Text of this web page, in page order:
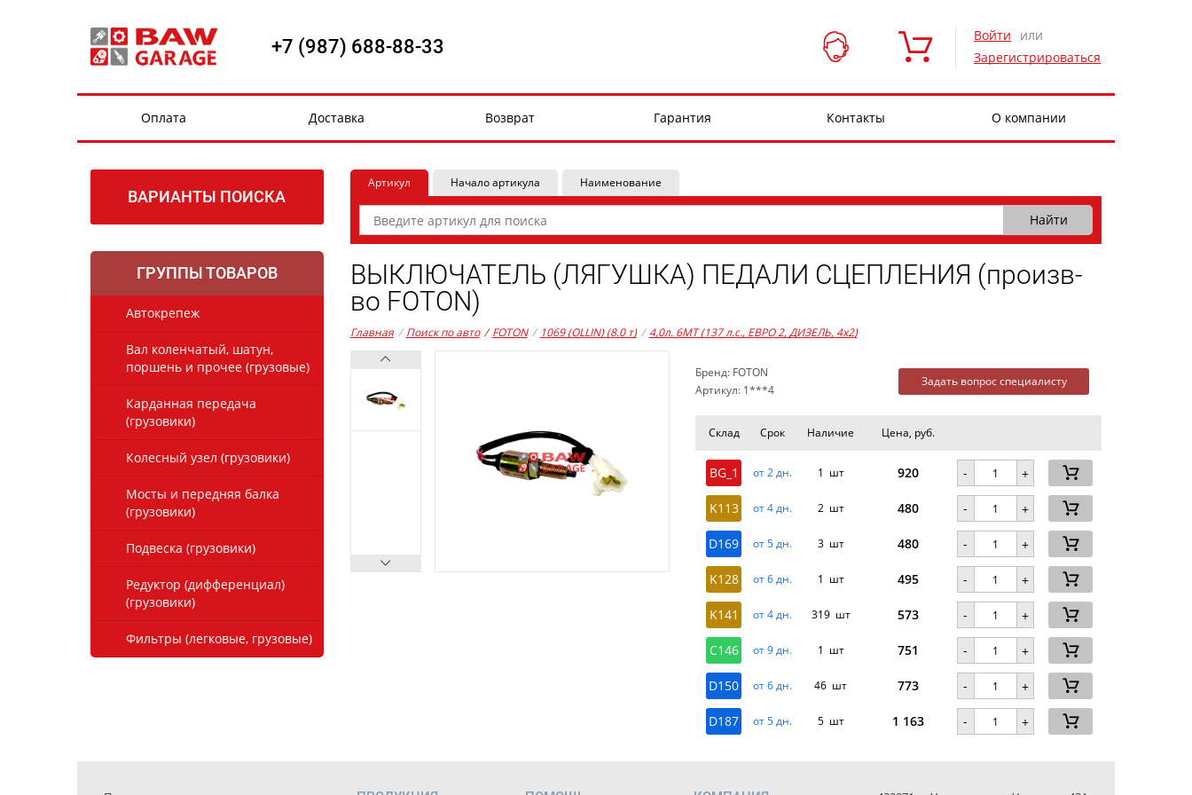
+7 (987) 688-88-33 Войти
или
Зарегистрироваться
Оплата Доставка Возврат Гарантия Контакты О компании
ВАРИАНТЫ ПОИСКА
ГРУППЫ ТОВАРОВ
Автокрепеж
Вал коленчатый, шатун,
поршень и прочее (грузовые)
Карданная передача
(грузовики)
Колесный узел (грузовики)
Мосты и передняя балка
(грузовики)
Подвеска (грузовики)
Редуктор (дифференциал)
(грузовики)
Фильтры (легковые, грузовые)
Артикул Начало артикула Наименование
ВЫКЛЮЧАТЕЛЬ (ЛЯГУШКА) ПЕДАЛИ СЦЕПЛЕНИЯ (произв-
во FOTON)
Главная / Поиск по авто / FOTON / 1069 (OLLIN) (8.0 т) / 4,0л. 6MT (137 л.с., ЕВРО 2, ДИЗЕЛЬ, 4x2)
Бренд: FOTON
Артикул: 1***4
Задать вопрос специалисту
Склад Срок Наличие Цена, руб.
BG_1 от 2 дн. 1 шт 920 - +
K113 от 4 дн. 2 шт 480 - +
D169 от 5 дн. 3 шт 480 - +
K128 от 6 дн. 1 шт 495 - +
K141 от 4 дн. 319 шт 573 - +
C146 от 9 дн. 1 шт 751 - +
D150 от 6 дн. 46 шт 773 - +
D187 от 5 дн. 5 шт 1 163 - +